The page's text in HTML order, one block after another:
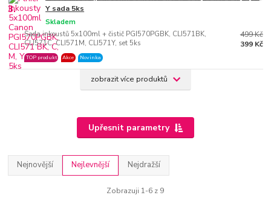
3.
Y sada 5ks
Sada inkoustů 5x100ml + čistič PGI570PGBK, CLI571BK,
CLI571C, CLI571M, CLI571Y, set 5ks
Skladem
TOP produkt Akce Novinka
499 Kč
399 Kč
zobrazit více produktů
Upřesnit parametry
Nejnovější Nejlevnější Nejdražší
Zobrazuji 1-6 z 9